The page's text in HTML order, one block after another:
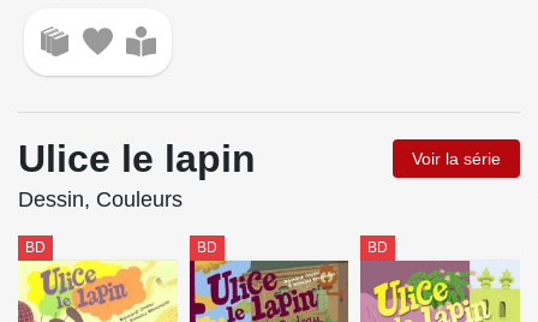
Ulice le lapin Voir la série
Dessin, Couleurs
BD BD BD